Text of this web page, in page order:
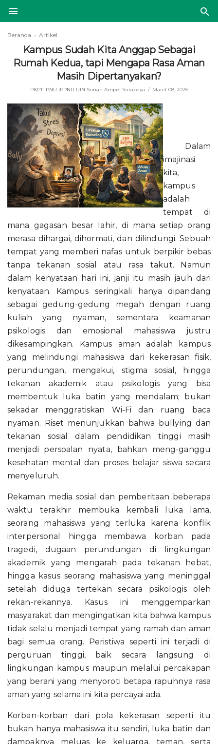
Beranda › Artikel
Kampus Sudah Kita Anggap Sebagai
Rumah Kedua, tapi Mengapa Rasa Aman
Masih Dipertanyakan?
PKPT IPNU IPPNU UIN Sunan Ampel Surabaya Maret 08, 2026
Dalam
imajinasi
kita,
kampus
adalah
tempat di
mana gagasan besar lahir, di mana setiap orang
merasa dihargai, dihormati, dan dilindungi. Sebuah
tempat yang memberi nafas untuk berpikir bebas
tanpa tekanan sosial atau rasa takut. Namun
dalam kenyataan hari ini, janji itu masih jauh dari
kenyataan. Kampus seringkali hanya dipandang
sebagai gedung-gedung megah dengan ruang
kuliah yang nyaman, sementara keamanan
psikologis dan emosional mahasiswa justru
dikesampingkan. Kampus aman adalah kampus
yang melindungi mahasiswa dari kekerasan fisik,
perundungan, mengakui, stigma sosial, hingga
tekanan akademik atau psikologis yang bisa
membentuk luka batin yang mendalam; bukan
sekadar menggratiskan Wi-Fi dan ruang baca
nyaman. Riset menunjukkan bahwa bullying dan
tekanan sosial dalam pendidikan tinggi masih
menjadi persoalan nyata, bahkan meng-ganggu
kesehatan mental dan proses belajar siswa secara
menyeluruh.
Rekaman media sosial dan pemberitaan beberapa
waktu terakhir membuka kembali luka lama,
seorang mahasiswa yang terluka karena konflik
interpersonal hingga membawa korban pada
tragedi, dugaan perundungan di lingkungan
akademik yang mengarah pada tekanan hebat,
hingga kasus seorang mahasiswa yang meninggal
setelah diduga tertekan secara psikologis oleh
rekan-rekannya. Kasus ini menggemparkan
masyarakat dan mengingatkan kita bahwa kampus
tidak selalu menjadi tempat yang ramah dan aman
bagi semua orang. Peristiwa seperti ini terjadi di
perguruan tinggi, baik secara langsung di
lingkungan kampus maupun melalui percakapan
yang berani yang menyoroti betapa rapuhnya rasa
aman yang selama ini kita percayai ada.
Korban-korban dari pola kekerasan seperti itu
bukan hanya mahasiswa itu sendiri, luka batin dan
dampaknya meluas ke keluarga, teman, serta